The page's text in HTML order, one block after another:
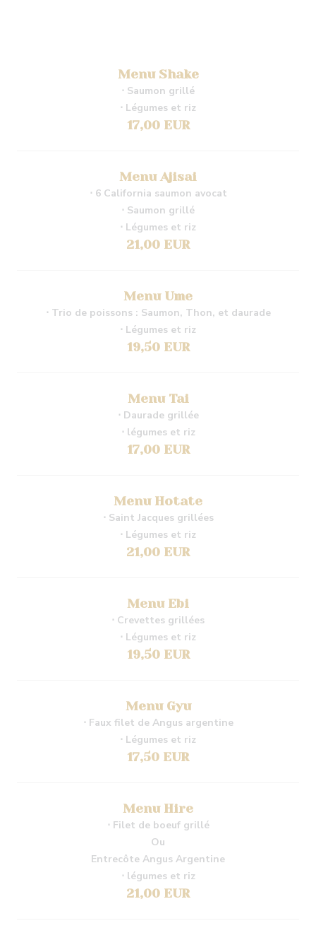
Menu Shake
⋅ Saumon grillé
⋅ Légumes et riz
17,00 EUR
Menu Ajisai
⋅ 6 California saumon avocat
⋅ Saumon grillé
⋅ Légumes et riz
21,00 EUR
Menu Ume
⋅ Trio de poissons : Saumon, Thon, et daurade
⋅ Légumes et riz
19,50 EUR
Menu Tai
⋅ Daurade grillée
⋅ légumes et riz
17,00 EUR
Menu Hotate
⋅ Saint Jacques grillées
⋅ Légumes et riz
21,00 EUR
Menu Ebi
⋅ Crevettes grillées
⋅ Légumes et riz
19,50 EUR
Menu Gyu
⋅ Faux filet de Angus argentine
⋅ Légumes et riz
17,50 EUR
Menu Hire
⋅ Filet de boeuf grillé
Ou
Entrecôte Angus Argentine
⋅ légumes et riz
21,00 EUR